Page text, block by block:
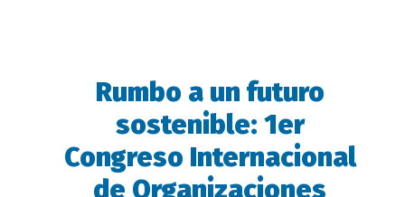
Descripción
Rumbo a un futuro
sostenible: 1er
Congreso Internacional
de Organizaciones